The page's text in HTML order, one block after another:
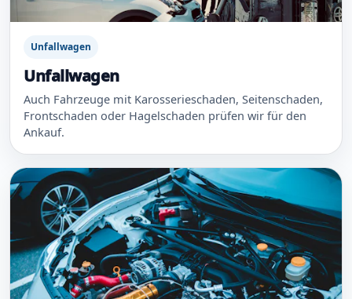
Unfallwagen
Unfallwagen
Auch Fahrzeuge mit Karosserieschaden, Seitenschaden,
Frontschaden oder Hagelschaden prüfen wir für den
Ankauf.